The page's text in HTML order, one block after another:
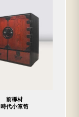
前﨔材
時代小箪笥